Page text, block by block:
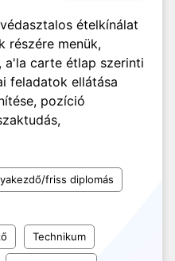
ételkínálat
részére menük,
a'la carte étlap szerinti
feladatok ellátása
pozíció
friss diplomás
Technikum